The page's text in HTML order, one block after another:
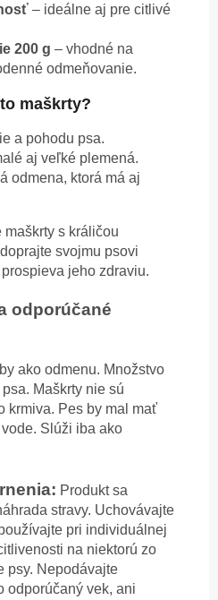
– ideálne aj pre citlivé
200 g – vhodné na
odmeňovanie.
maškrty?
a pohodu psa.
aj veľké plemená.
odmena, ktorá má aj
s králičou
svojmu psovi
jeho zdraviu.
odporúčané
ako odmenu. Množstvo
Maškrty nie sú
krmiva. Pes by mal mať
Slúži iba ako
Produkt sa
stravy. Uchovávajte
pri individuálnej
na niektorú zo
psy. Nepodávajte
odporúčaný vek, ani